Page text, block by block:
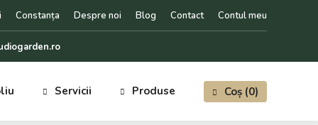
Servicii Produse Coș (0)
Constanța Despre noi Blog Contact Contul meu